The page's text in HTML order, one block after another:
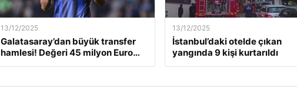
13/12/2025
Galatasaray’dan büyük transfer
hamlesi! Değeri 45 milyon Euro…
13/12/2025
İstanbul’daki otelde çıkan
yangında 9 kişi kurtarıldı